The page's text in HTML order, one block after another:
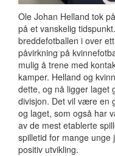
Ole Johan Helland tok
på et vanskelig
breddefotballen i over
påvirkning på
mulig å trene med
kamper. Helland og
dette, og nå ligger laget
divisjon. Det vil være en
og laget, som også har
av de mest etablerte
spilletid for mange
positiv utvikling.